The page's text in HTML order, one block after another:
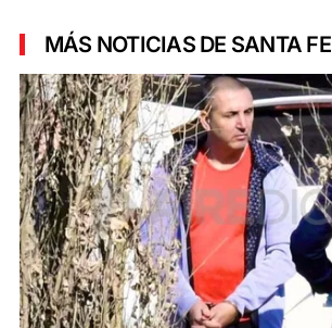
MÁS NOTICIAS DE SANTA FE